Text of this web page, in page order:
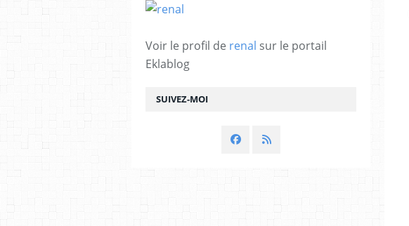
SUIVEZ-MOI
Voir le profil de renal sur le portail
Eklablog